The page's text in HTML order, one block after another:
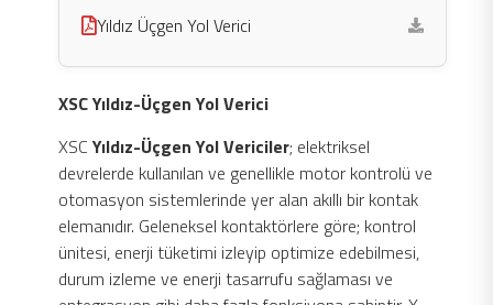
Yıldız Üçgen Yol Verici
XSC Yıldız-Üçgen Yol Verici
XSCYıldız-Üçgen Yol Vericiler; elektriksel
devrelerde kullanılan ve genellikle motor kontrolü ve
otomasyon sistemlerinde yer alan akıllı bir kontak
elemanıdır. Geleneksel kontaktörlere göre; kontrol
ünitesi, enerji tüketimi izleyip optimize edebilmesi,
durum izleme ve enerji tasarrufu sağlaması ve